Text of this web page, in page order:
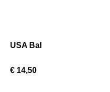
USA Bal
€ 14,50